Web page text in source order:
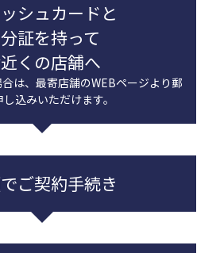
シュカードと
証を持って
くの店舗へ
は、最寄店舗のWEBページより郵
込みいただけます。
ご契約手続き